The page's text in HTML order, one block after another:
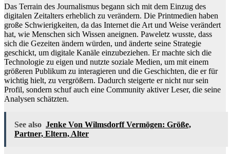
Das Terrain des Journalismus begann sich mit dem Einzug des
digitalen Zeitalters erheblich zu verändern. Die Printmedien haben
große Schwierigkeiten, da das Internet die Art und Weise verändert
hat, wie Menschen sich Wissen aneignen. Paweletz wusste, dass
sich die Gezeiten ändern würden, und änderte seine Strategie
geschickt, um digitale Kanäle einzubeziehen. Er machte sich die
Technologie zu eigen und nutzte soziale Medien, um mit einem
größeren Publikum zu interagieren und die Geschichten, die er für
wichtig hielt, zu vergrößern. Dadurch steigerte er nicht nur sein
Profil, sondern schuf auch eine Community aktiver Leser, die seine
Analysen schätzten.
See also Jenke Von Wilmsdorff Vermögen: Größe,
Partner, Eltern, Alter